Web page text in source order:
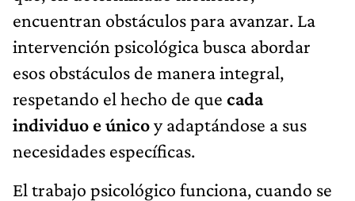
encuentran obstáculos para avanzar. La
intervención psicológica busca abordar
esos obstáculos de manera integral,
respetando el hecho de que cada
individuo e únicoy adaptándose a sus
necesidades específicas.
El trabajo psicológico funciona, cuando se